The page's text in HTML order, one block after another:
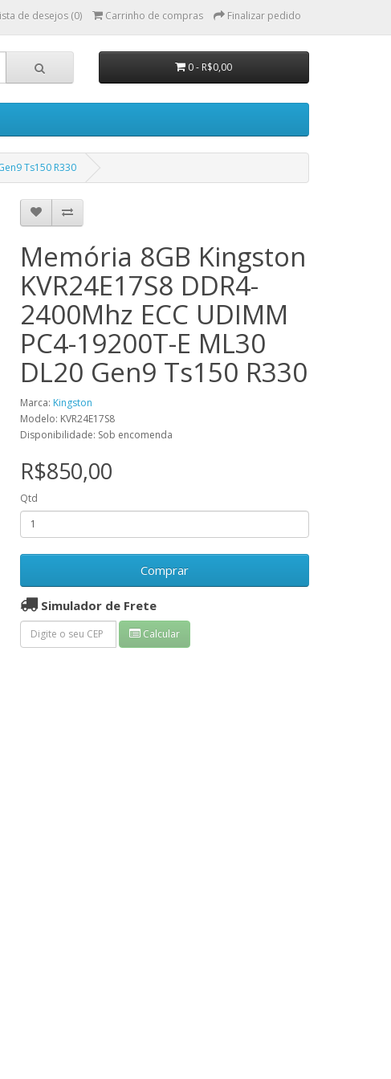
de desejos (0) Carrinho de compras Finalizar pedido
0 - R$0,00
Ts150 R330
Memória 8GB Kingston
KVR24E17S8 DDR4-
2400Mhz ECC UDIMM
PC4-19200T-E ML30
DL20 Gen9 Ts150 R330
Marca: Kingston
Modelo: KVR24E17S8
Disponibilidade: Sob encomenda
R$850,00
Qtd
Comprar
Simulador de Frete
Calcular